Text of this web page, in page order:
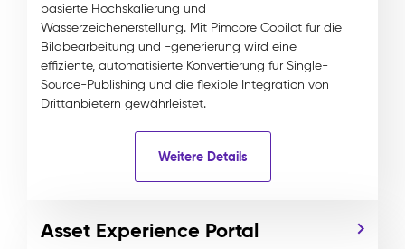
basierte Hochskalierung und
Wasserzeichenerstellung. Mit Pimcore Copilot für die
Bildbearbeitung und -generierung wird eine
effiziente, automatisierte Konvertierung für Single-
Source-Publishing und die flexible Integration von
Drittanbietern gewährleistet.
Weitere Details
Asset Experience Portal